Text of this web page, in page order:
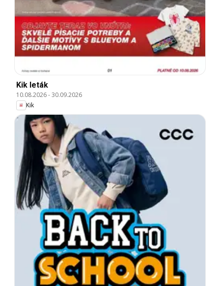
Kik leták
10.08.2026-30.09.2026
Kik